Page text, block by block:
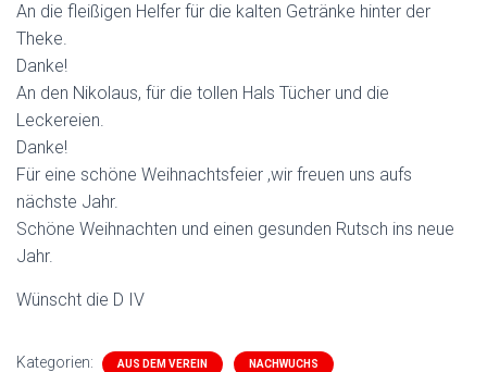
An die fleißigen Helfer für die kalten Getränke hinter der
Theke.
Danke!
An den Nikolaus, für die tollen Hals Tücher und die
Leckereien.
Danke!
Für eine schöne Weihnachtsfeier ,wir freuen uns aufs
nächste Jahr.
Schöne Weihnachten und einen gesunden Rutsch ins neue
Jahr.
Wünscht die D IV
Kategorien: AUS DEM VEREIN NACHWUCHS